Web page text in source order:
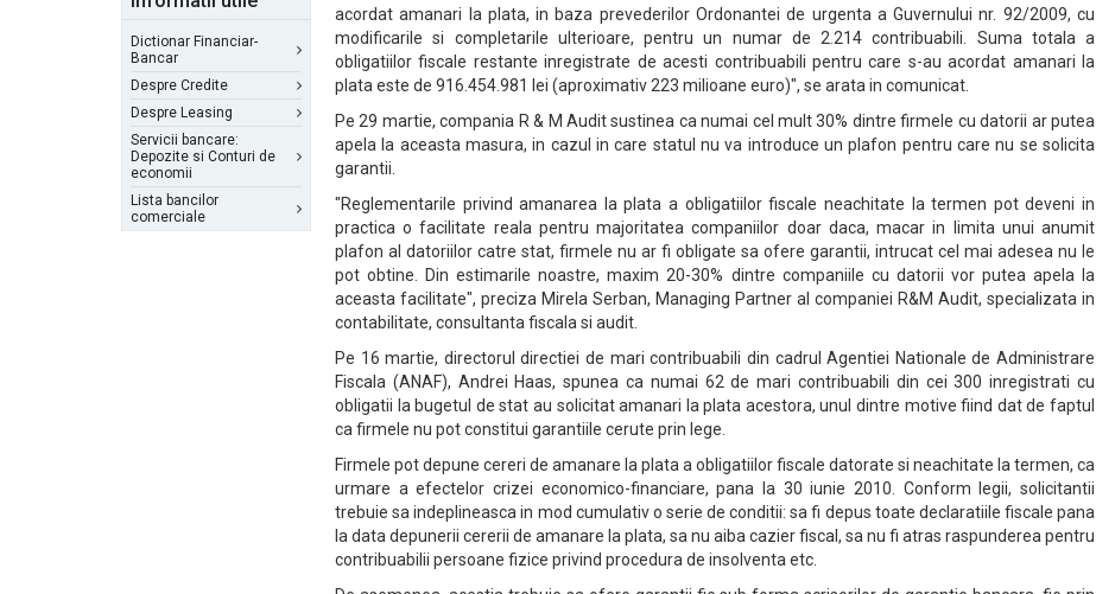
Dictionar Financiar-
Bancar
Despre Credite
Despre Leasing
Servicii bancare:
Depozite si Conturi de
economii
Lista bancilor
comerciale
acordat amanari la plata, in baza prevederilor Ordonantei de urgenta a Guvernului nr. 92/2009, cu
modificarile si completarile ulterioare, pentru un numar de 2.214 contribuabili. Suma totala a
obligatiilor fiscale restante inregistrate de acesti contribuabili pentru care s-au acordat amanari la
plata este de 916.454.981 lei (aproximativ 223 milioane euro)", se arata in comunicat.
Pe 29 martie, compania R & M Audit sustinea ca numai cel mult 30% dintre firmele cu datorii ar putea
apela la aceasta masura, in cazul in care statul nu va introduce un plafon pentru care nu se solicita
garantii.
"Reglementarile privind amanarea la plata a obligatiilor fiscale neachitate la termen pot deveni in
practica o facilitate reala pentru majoritatea companiilor doar daca, macar in limita unui anumit
plafon al datoriilor catre stat, firmele nu ar fi obligate sa ofere garantii, intrucat cel mai adesea nu le
pot obtine. Din estimarile noastre, maxim 20-30% dintre companiile cu datorii vor putea apela la
aceasta facilitate", preciza Mirela Serban, Managing Partner al companiei R&M Audit, specializata in
contabilitate, consultanta fiscala si audit.
Pe 16 martie, directorul directiei de mari contribuabili din cadrul Agentiei Nationale de Administrare
Fiscala (ANAF), Andrei Haas, spunea ca numai 62 de mari contribuabili din cei 300 inregistrati cu
obligatii la bugetul de stat au solicitat amanari la plata acestora, unul dintre motive fiind dat de faptul
ca firmele nu pot constitui garantiile cerute prin lege.
Firmele pot depune cereri de amanare la plata a obligatiilor fiscale datorate si neachitate la termen, ca
urmare a efectelor crizei economico-financiare, pana la 30 iunie 2010. Conform legii, solicitantii
trebuie sa indeplineasca in mod cumulativ o serie de conditii: sa fi depus toate declaratiile fiscale pana
la data depunerii cererii de amanare la plata, sa nu aiba cazier fiscal, sa nu fi atras raspunderea pentru
contribuabilii persoane fizice privind procedura de insolventa etc.